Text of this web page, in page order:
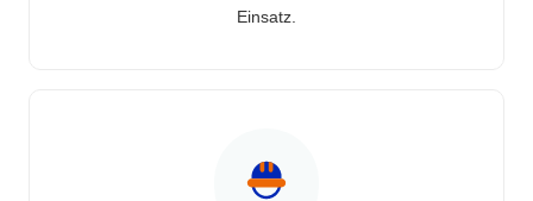
Einsatz.